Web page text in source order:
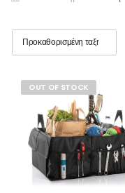
OUT OF STOCK